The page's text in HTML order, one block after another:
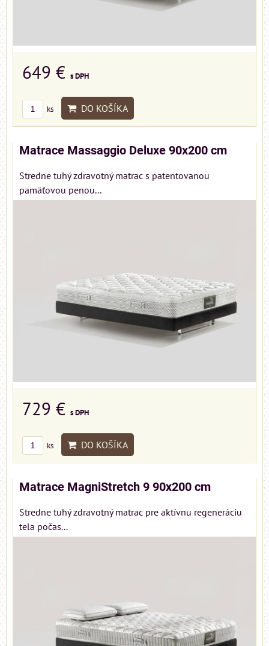
649 € s DPH
ks DO KOŠÍKA
Matrace Massaggio Deluxe 90x200 cm
Stredne tuhý zdravotný matrac s patentovanou
pamäťovou penou...
729 € s DPH
ks DO KOŠÍKA
Matrace MagniStretch 9 90x200 cm
Stredne tuhý zdravotný matrac pre aktívnu regeneráciu
tela počas...